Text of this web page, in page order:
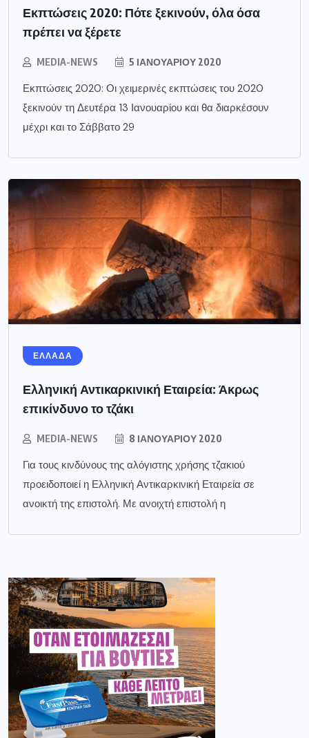
Εκπτώσεις 2020: Πότε ξεκινούν, όλα όσα
πρέπει να ξέρετε
MEDIA-NEWS 5 ΙΑΝΟΥΑΡΊΟΥ 2020
Εκπτώσεις 2020: Οι χειμερινές εκπτώσεις του 2020
ξεκινούν τη Δευτέρα 13 Ιανουαρίου και θα διαρκέσουν
μέχρι και το Σάββατο 29
ΕΛΛΑΔΑ
Ελληνική Αντικαρκινική Εταιρεία: Άκρως
επικίνδυνο το τζάκι
MEDIA-NEWS 8 ΙΑΝΟΥΑΡΊΟΥ 2020
Για τους κινδύνους της αλόγιστης χρήσης τζακιού
προειδοποιεί η Ελληνική Αντικαρκινική Εταιρεία σε
ανοικτή της επιστολή. Με ανοιχτή επιστολή η